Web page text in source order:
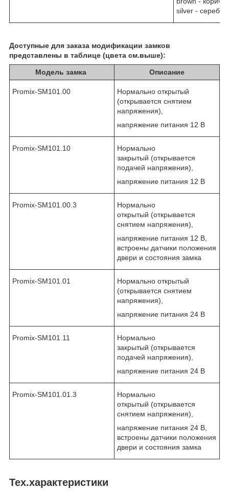
silver - серебро
Доступные для заказа модификации замков
представлены в таблице (цвета см.выше):
Модель замка Описание
Promix-SM101.00
Нормально открытый
(открывается снятием
напряжения),
напряжение питания 12 В
Promix-SM101.10
Нормально
закрытый (открывается
подачей напряжения),
напряжение питания 12 В
Promix-SM101.00.3
Нормально
открытый (открывается
снятием напряжения),
напряжение питания 12 В,
встроены датчики положения
двери и состояния замка
Promix-SM101.01
Нормально открытый
(открывается снятием
напряжения),
напряжение питания 24 В
Promix-SM101.11
Нормально
закрытый (открывается
подачей напряжения),
напряжение питания 24 В
Promix-SM101.01.3
Нормально
открытый (открывается
снятием напряжения),
напряжение питания 24 В,
встроены датчики положения
двери и состояния замка
Тех.характеристики